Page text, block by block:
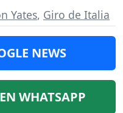
Yates, Giro de Italia
NEWS
WHATSAPP